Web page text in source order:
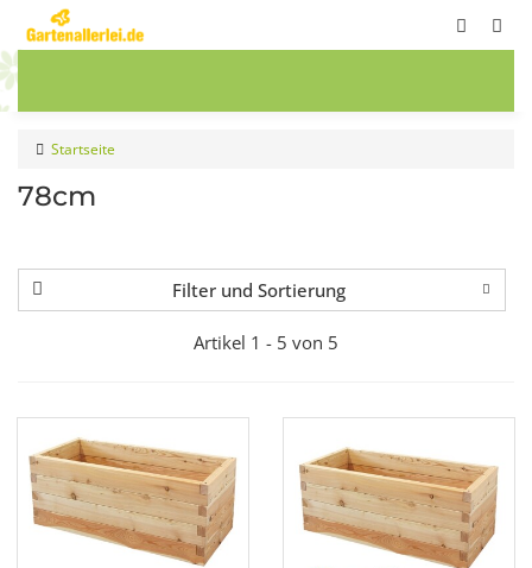
Startseite
78cm
Filter und Sortierung
Artikel 1 - 5 von 5